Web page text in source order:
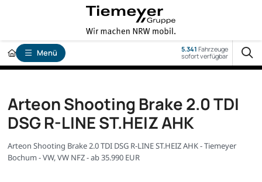
Menü 5.341 Fahrzeuge
sofort verfügbar
Arteon Shooting Brake 2.0 TDI
DSG R-LINE ST.HEIZ AHK
Arteon Shooting Brake 2.0 TDI DSG R-LINE ST.HEIZ AHK - Tiemeyer
Bochum - VW, VW NFZ - ab 35.990 EUR